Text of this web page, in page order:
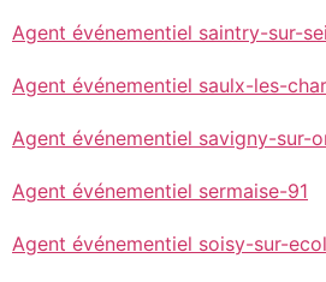
Agent événementiel saintry-sur-
Agent événementiel saulx-les-
Agent événementiel savigny-sur-
Agent événementiel sermaise-91
Agent événementiel soisy-sur-